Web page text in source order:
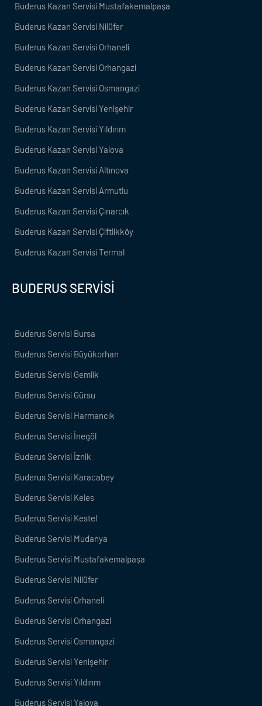
Buderus Kazan Servisi Mustafakemalpaşa
Buderus Kazan Servisi Nilüfer
Buderus Kazan Servisi Orhaneli
Buderus Kazan Servisi Orhangazi
Buderus Kazan Servisi Osmangazi
Buderus Kazan Servisi Yenişehir
Buderus Kazan Servisi Yıldırım
Buderus Kazan Servisi Yalova
Buderus Kazan Servisi Altınova
Buderus Kazan Servisi Armutlu
Buderus Kazan Servisi Çınarcık
Buderus Kazan Servisi Çiftlikköy
Buderus Kazan Servisi Termal
BUDERUS SERVİSİ
Buderus Servisi Bursa
Buderus Servisi Büyükorhan
Buderus Servisi Gemlik
Buderus Servisi Gürsu
Buderus Servisi Harmancık
Buderus Servisi İnegöl
Buderus Servisi İznik
Buderus Servisi Karacabey
Buderus Servisi Keles
Buderus Servisi Kestel
Buderus Servisi Mudanya
Buderus Servisi Mustafakemalpaşa
Buderus Servisi Nilüfer
Buderus Servisi Orhaneli
Buderus Servisi Orhangazi
Buderus Servisi Osmangazi
Buderus Servisi Yenişehir
Buderus Servisi Yıldırım
Buderus Servisi Yalova